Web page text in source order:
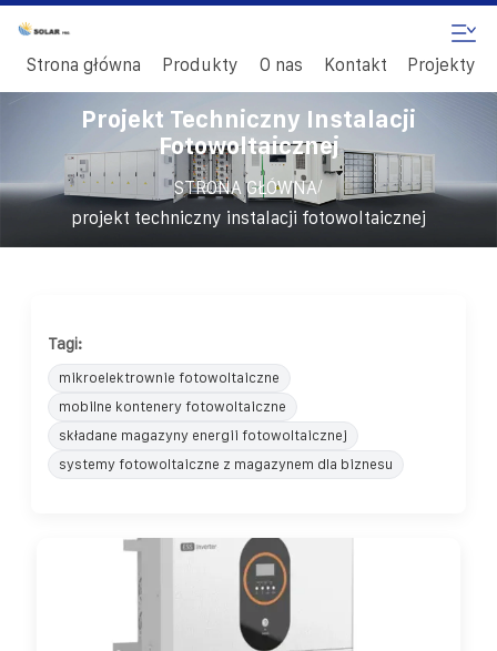
Strona główna Produkty O nas Kontakt Projekty
Projekt Techniczny Instalacji
Fotowoltaicznej
STRONA GŁÓWNA/
projekt techniczny instalacji fotowoltaicznej
Tagi:
mikroelektrownie fotowoltaiczne
mobilne kontenery fotowoltaiczne
składane magazyny energii fotowoltaicznej
systemy fotowoltaiczne z magazynem dla biznesu